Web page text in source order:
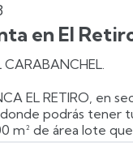
en El
CARABANCHEL.
EL RETIRO, en
donde podrás tener
m² de área lote